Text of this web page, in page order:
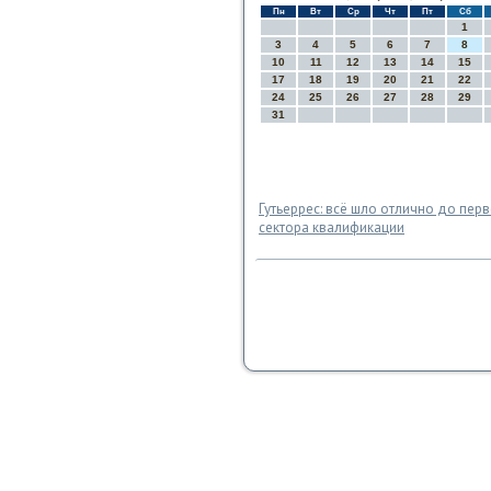
Пн Вт Ср Чт Пт Сб
1
3
4 5 6 7 8
10
11 12 13 14 15
17
18 19 20 21 22
24
25 26 27 28 29
31
Гутьеррес: всё шло отлично до
сектора квалификации